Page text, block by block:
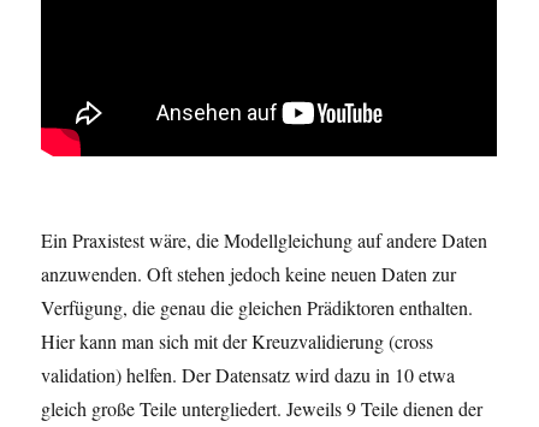
Ein Praxistest wäre, die Modellgleichung auf andere Daten
anzuwenden. Oft stehen jedoch keine neuen Daten zur
Verfügung, die genau die gleichen Prädiktoren enthalten.
Hier kann man sich mit der Kreuzvalidierung (cross
validation) helfen. Der Datensatz wird dazu in 10 etwa
gleich große Teile untergliedert. Jeweils 9 Teile dienen der